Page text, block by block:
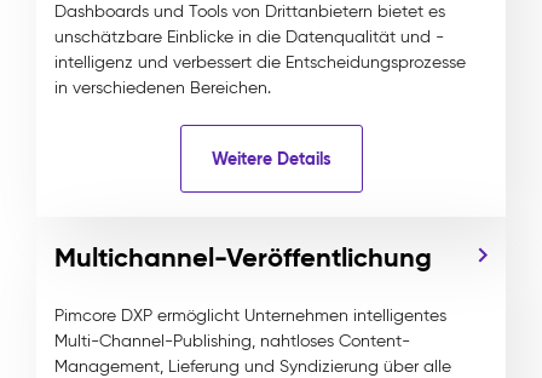
Dashboards und Tools von Drittanbietern bietet es
unschätzbare Einblicke in die Datenqualität und -
intelligenz und verbessert die Entscheidungsprozesse
in verschiedenen Bereichen.
Weitere Details
Multichannel-Veröffentlichung
Pimcore DXP ermöglicht Unternehmen intelligentes
Multi-Channel-Publishing, nahtloses Content-
Management, Lieferung und Syndizierung über alle